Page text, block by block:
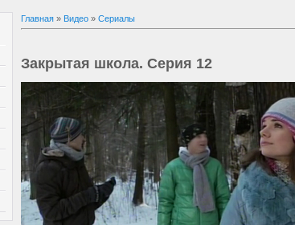
Главная » Видео » Сериалы
Закрытая школа. Серия 12